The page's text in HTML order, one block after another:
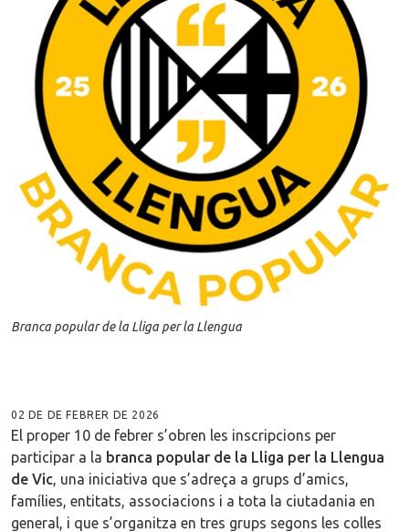
Branca popular de la Lliga per la Llengua
02 DE DE FEBRER DE 2026
El proper 10 de febrer s’obren les inscripcions per
participar a la branca popular de la Lliga per la Llengua
de Vic, una iniciativa que s’adreça a grups d’amics,
famílies, entitats, associacions i a tota la ciutadania en
general, i que s’organitza en tres grups segons les colles